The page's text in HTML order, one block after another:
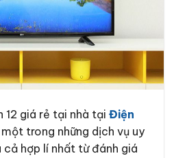
12 giá rẻ tại nhà tại Điện
trong những dịch vụ uy
hợp lí nhất từ đánh giá